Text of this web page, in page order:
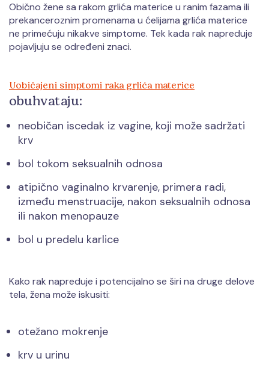
Obično žene sa rakom grlića materice u ranim fazama ili
prekanceroznim promenama u ćelijama grlića materice
ne primećuju nikakve simptome. Tek kada rak napreduje
pojavljuju se određeni znaci.
Uobičajeni simptomi raka grlića materice
obuhvataju:
neobičan iscedak iz vagine, koji može sadržati
krv
bol tokom seksualnih odnosa
atipično vaginalno krvarenje, primera radi,
između menstruacije, nakon seksualnih odnosa
ili nakon menopauze
bol u predelu karlice
Kako rak napreduje i potencijalno se širi na druge delove
tela, žena može iskusiti:
otežano mokrenje
krv u urinu